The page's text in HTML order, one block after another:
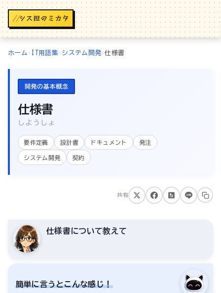
//
ホーム › IT用語集› システム開発›仕様書
開発の基本概念
仕様書
しようしょ
要件定義 設計書 ドキュメント 発注
システム開発 契約
共有
仕様書について教えて
簡単に言うとこんな感じ！